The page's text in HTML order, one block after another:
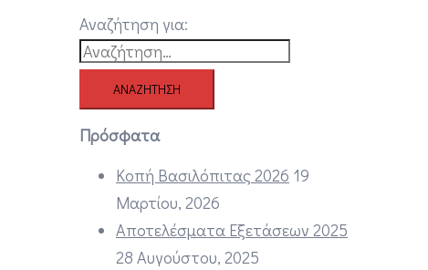
Αναζήτηση για:
Πρόσφατα
Κοπή Βασιλόπιτας 2026 19
Μαρτίου, 2026
Αποτελέσματα Εξετάσεων 2025
28 Αυγούστου, 2025